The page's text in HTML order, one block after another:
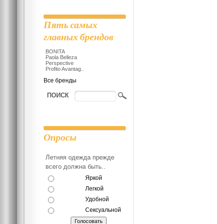
Пять самых
главных брендов
BONITA
Paola Belleza
Perspective
Profito Avantag..
Все бренды
ПОИСК
Опросы
Летняя одежда прежде
всего должна быть..
Яркой
Легкой
Удобной
Сексуальной